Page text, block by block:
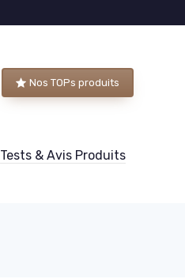
Nos TOPs produits
Tests & Avis Produits